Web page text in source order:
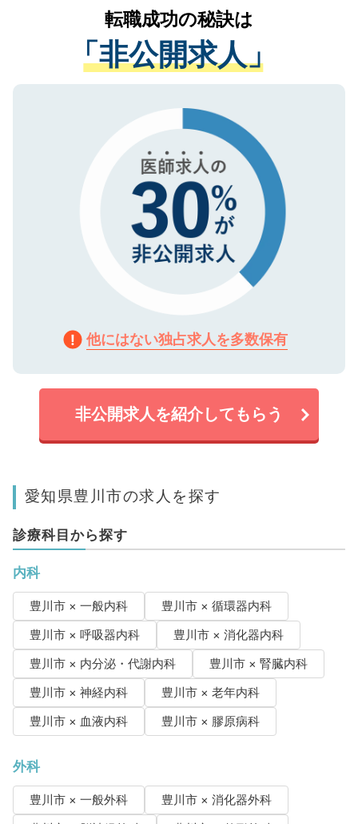
は、個人情報の取り扱いについての厳密な
管理基準を満たした事業者のみに付与され
る、プライバシーマークを取得済みです。
で、機密保持に関してもご安心ください。
かがいして、現在の医療機関の状況や紹介
経験をまじえながら、適切なアドバイスを
させていただきます。すぐにご転職をされ
ない方には、長期的なサポートが可能です
ので、まずはご登録ください。
転職成功の秘訣は
「非公開求人」
他にはない独占求人を多数保有
非公開求人を紹介してもらう
愛知県豊川市の求人を探す
診療科目から探す
内科
豊川市 × 一般内科
豊川市 × 循環器内科
豊川市 × 呼吸器内科
豊川市 × 消化器内科
豊川市 × 内分泌・代謝内科
豊川市 × 腎臓内科
豊川市 × 神経内科
豊川市 × 老年内科
豊川市 × 血液内科
豊川市 × 膠原病科
外科
豊川市 × 一般外科
豊川市 × 消化器外科